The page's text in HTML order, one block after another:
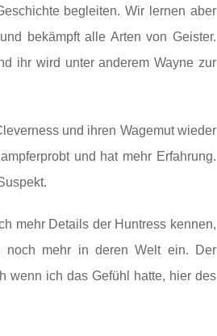
begleiten. Wir lernen aber
bekämpft alle Arten von Geister.
ihr wird unter anderem Wayne zur
und ihren Wagemut wieder
und hat mehr Erfahrung.
mehr Details der Huntress kennen,
noch mehr in deren Welt ein. Der
wenn ich das Gefühl hatte, hier des